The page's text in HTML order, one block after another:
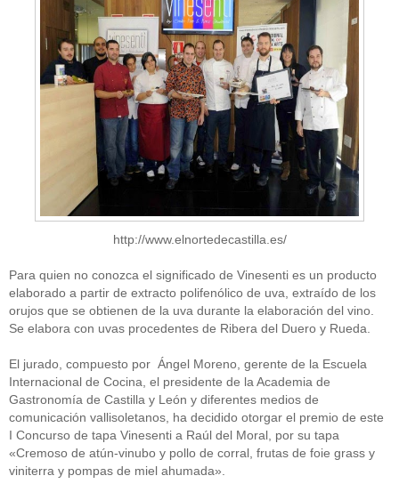
http://www.elnortedecastilla.es/
Para quien no conozca el significado de Vinesenti es un producto
elaborado a partir de extracto polifenólico de uva, extraído de los
orujos que se obtienen de la uva durante la elaboración del vino.
Se elabora con uvas procedentes de Ribera del Duero y Rueda.
El jurado, compuesto por Ángel Moreno, gerente de la Escuela
Internacional de Cocina, el presidente de la Academia de
Gastronomía de Castilla y León y diferentes medios de
comunicación vallisoletanos, ha decidido otorgar el premio de este
I Concurso de tapa Vinesenti a Raúl del Moral, por su tapa
«Cremoso de atún-vinubo y pollo de corral, frutas de foie grass y
viniterra y pompas de miel ahumada».